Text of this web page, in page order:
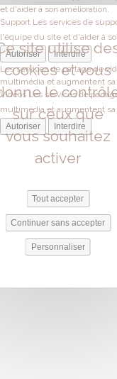
et d'aider à son amélioration.
Support Les services de
l'équipe du site et d'aider à
Autoriser
Interdire
Les services de partage de
multimédia et augmentent
Vidéos Les services de
multimédia et augmentent
Autoriser
Interdire
site utilise
cookies et vous
le
sur ceux que
vous souhaitez
activer
Tout accepter
Continuer sans accepter
Personnaliser